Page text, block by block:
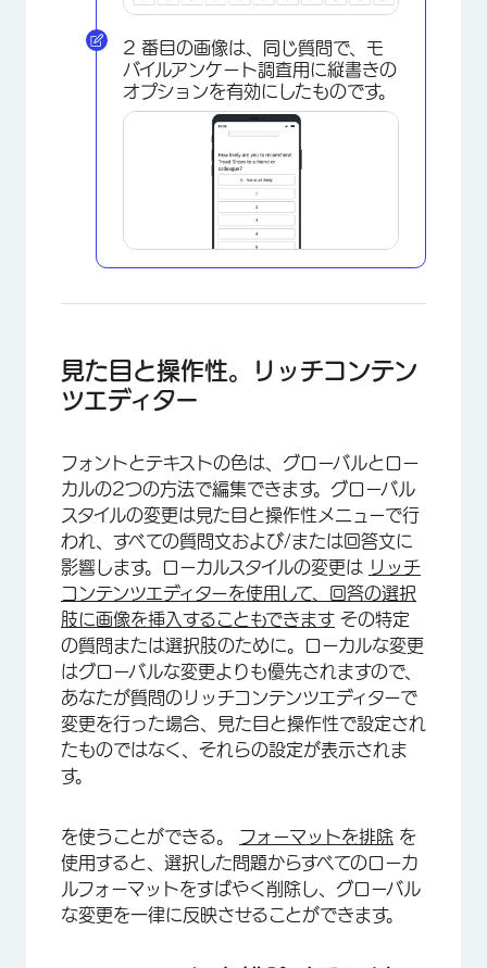
×
×
×
2 番目の画像は、同じ質問で、モ
バイルアンケート調査用に縦書きの
オプションを有効にしたものです。
見た目と操作性。リッチコンテン
ツエディター
フォントとテキストの色は、グローバルとロー
カルの2つの方法で編集できます。グローバル
スタイルの変更は見た目と操作性メニューで行
われ、すべての質問文および/または回答文に
影響します。ローカルスタイルの変更は リッチ
コンテンツエディターを使用して、回答の選択
肢に画像を挿入することもできます その特定
の質問または選択肢のために。ローカルな変更
はグローバルな変更よりも優先されますので、
あなたが質問のリッチコンテンツエディターで
変更を行った場合、見た目と操作性で設定され
たものではなく、それらの設定が表示されま
す。
を使うことができる。 フォーマットを排除 を
使用すると、選択した問題からすべてのローカ
ルフォーマットをすばやく削除し、グローバル
な変更を一律に反映させることができます。